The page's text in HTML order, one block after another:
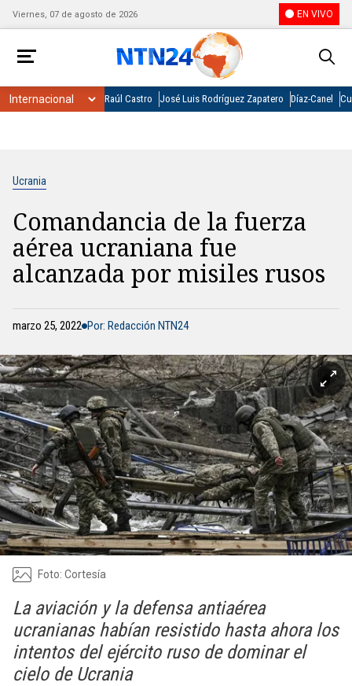
Viernes, 07 de agosto de 2026 EN VIVO
Raúl Castro José Luis Rodríguez Zapatero Díaz-Canel
Ucrania
Comandancia de la fuerza
aérea ucraniana fue
alcanzada por misiles rusos
marzo 25, 2022 Por: Redacción NTN24
Foto: Cortesía
La aviación y la defensa antiaérea
ucranianas habían resistido hasta ahora los
intentos del ejército ruso de dominar el
cielo de Ucrania